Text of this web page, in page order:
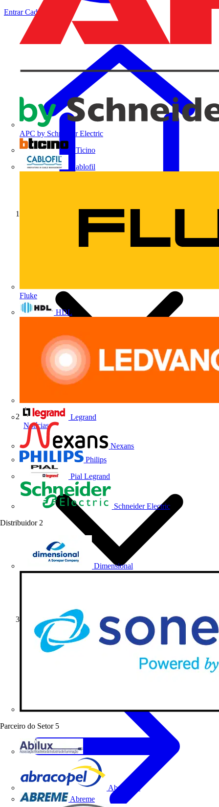
APC by Schneider Electric
BTicino
Cablofil
Fluke
HDL
Legrand
Nexans
Philips
Pial Legrand
Schneider Electric
Distribuidor 2
Dimensional
Parceiro do Setor 5
Abracopel
Abreme
EntrarCadastrar
Notícias
Notícias do Setor